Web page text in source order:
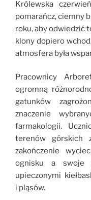
Królewska
pomarańcz, ciemny
roku, aby odwiedzić
klony dopiero
atmosfera była
Pracownicy
ogromną
gatunków
znaczenie
farmakologii.
terenów górskich
zakończenie
ognisku a swoje
upieczonymi
i pląsów.